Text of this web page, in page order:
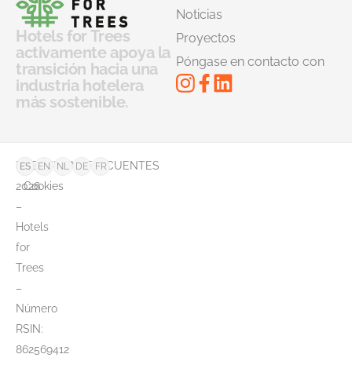
Hotels for Trees
activamente apoya la
transición hacia una
industria hotelera
más sostenible.
Noticias
Proyectos
Póngase en contacto con
©
2026
–
Hotels
for
Trees
–
Número
RSIN:
862569412
PREGUNTAS FRECUENTES
Cookies
ES EN NL DE FR